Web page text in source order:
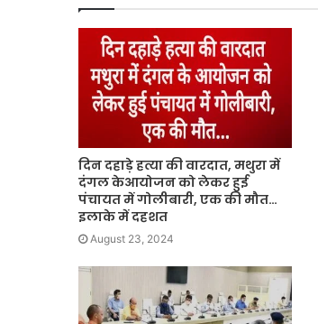
दिन दहाड़े हत्या की वारदात, मथुरा में
दंगल केआयोजन को लेकर हुई
पंचायत में गोलीबारी, एक की मौत…
इलाके में दहशत
August 23, 2024